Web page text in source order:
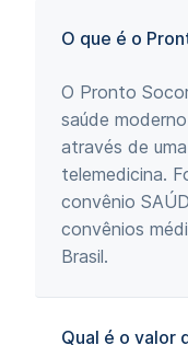
O que é o
O Pronto
saúde
através de
telemedicina.
convênio
convênios
Brasil.
Qual é o valor